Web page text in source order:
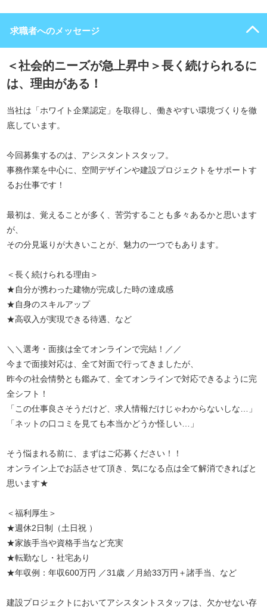
求職者へのメッセージ
＜社会的ニーズが急上昇中＞長く続けられるに
は、理由がある！
当社は「ホワイト企業認定」を取得し、働きやすい環境づくりを徹
底しています。
今回募集するのは、アシスタントスタッフ。
事務作業を中心に、空間デザインや建設プロジェクトをサポートす
るお仕事です！
最初は、覚えることが多く、苦労することも多々あるかと思います
が、
その分見返りが大きいことが、魅力の一つでもあります。
＜長く続けられる理由＞
★自分が携わった建物が完成した時の達成感
★自身のスキルアップ
★高収入が実現できる待遇、など
＼＼選考・面接は全てオンラインで完結！／／
今まで面接対応は、全て対面で行ってきましたが、
昨今の社会情勢とも鑑みて、全てオンラインで対応できるように完
全シフト！
「この仕事良さそうだけど、求人情報だけじゃわからないしな…」
「ネットの口コミを見ても本当かどうか怪しい…」
そう悩まれる前に、まずはご応募ください！！
オンライン上でお話させて頂き、気になる点は全て解消できればと
思います★
＜福利厚生＞
★週休2日制（土日祝 ）
★家族手当や資格手当など充実
★転勤なし・社宅あり
★年収例：年収600万円 ／31歳 ／月給33万円＋諸手当、など
建設プロジェクトにおいてアシスタントスタッフは、欠かせない存